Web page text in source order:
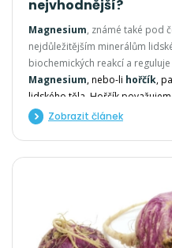
nejvhodnější?
Magnesium, známé také pod
nejdůležitějším minerálům
biochemických reakcí a
Magnesium, nebo-li hořčík,
lidského těla. Hořčík
základních stavebních prvků
Zobrazit článek